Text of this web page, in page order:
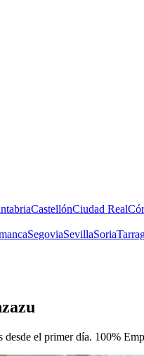
CastellónCiudad Real
SegoviaSevillaSoria
desde el primer día. 100%